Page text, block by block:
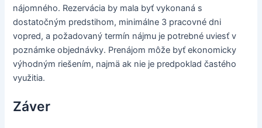
nájomného. Rezervácia by mala byť vykonaná s
dostatočným predstihom, minimálne 3 pracovné dni
vopred, a požadovaný termín nájmu je potrebné uviesť v
poznámke objednávky. Prenájom môže byť ekonomicky
výhodným riešením, najmä ak nie je predpoklad častého
využitia.
Záver